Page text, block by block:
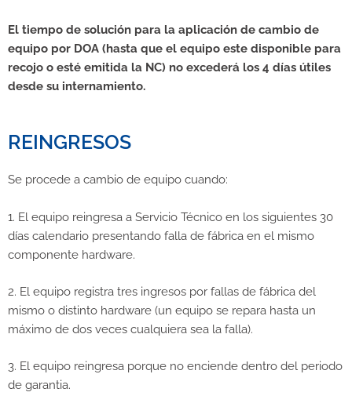
El tiempo de solución para la aplicación de cambio de
equipo por DOA (hasta que el equipo este disponible para
recojo o esté emitida la NC) no excederá los 4 días útiles
desde su internamiento.
REINGRESOS
Se procede a cambio de equipo cuando:
1. El equipo reingresa a Servicio Técnico en los siguientes 30
días calendario presentando falla de fábrica en el mismo
componente hardware.
2. El equipo registra tres ingresos por fallas de fábrica del
mismo o distinto hardware (un equipo se repara hasta un
máximo de dos veces cualquiera sea la falla).
3. El equipo reingresa porque no enciende dentro del periodo
de garantia.